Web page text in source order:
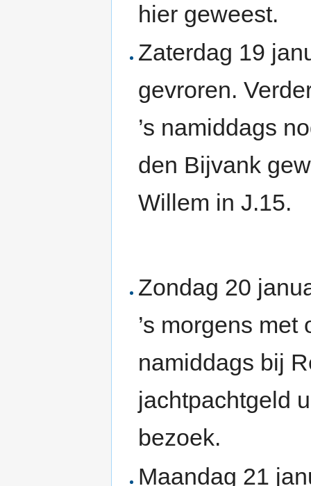
hier geweest.
Zaterdag 19
gevroren.
’s namiddags
den Bijvank
Willem in J.15.
Zondag 20
’s morgens met
namiddags bij
jachtpachtgeld
bezoek.
Maandag 21